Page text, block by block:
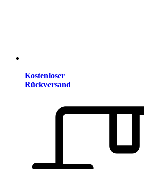
Kostenloser
Rückversand